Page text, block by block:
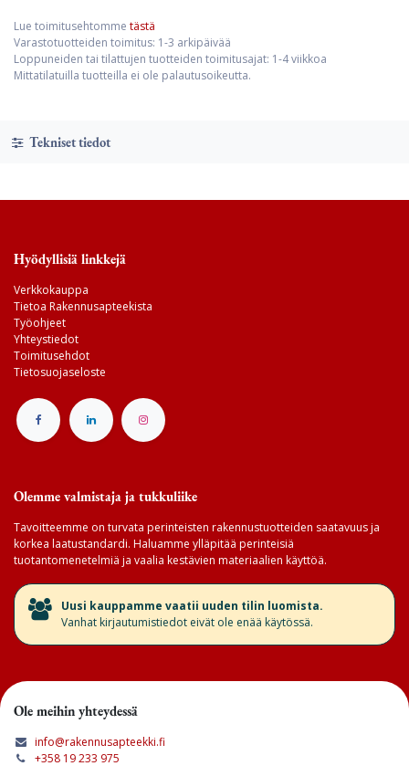
Lue toimitusehtomme tästä
Varastotuotteiden toimitus: 1-3 arkipäivää
Loppuneiden tai tilattujen tuotteiden toimitusajat: 1-4 viikkoa
Mittatilatuilla tuotteilla ei ole palautusoikeutta.
Tekniset tiedot
Hyödyllisiä linkkejä
Verkkokauppa
Tietoa Rakennusapteekista
Työohjeet
Yhteystiedot
Toimitusehdot
Tietosuojaseloste
Olemme valmistaja ja tukkuliike
Tavoitteemme on turvata perinteisten rakennustuotteiden saatavuus ja
korkea laatustandardi. Haluamme ylläpitää perinteisiä
tuotantomenetelmiä ja vaalia kestävien materiaalien käyttöä.
​Uusi kauppamme vaatii uuden tilin luomista.
Vanhat kirjautumistiedot eivät ole enää käytössä.
Ole meihin yhteydessä
info@rakennusapteekki.fi
+358 19 233 975